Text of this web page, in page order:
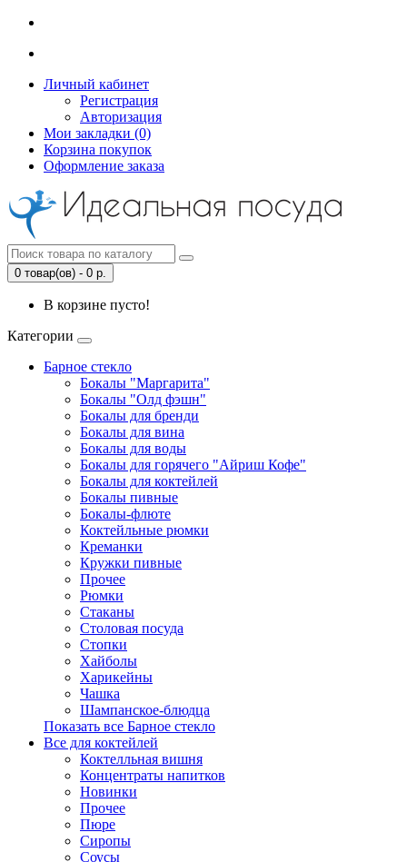
Личный кабинет
Регистрация
Авторизация
Мои закладки (0)
Корзина покупок
Оформление заказа
0 товар(ов) - 0 р.
В корзине пусто!
Категории
Барное стекло
Бокалы "Маргарита"
Бокалы "Олд фэшн"
Бокалы для бренди
Бокалы для вина
Бокалы для воды
Бокалы для горячего "Айриш Кофе"
Бокалы для коктейлей
Бокалы пивные
Бокалы-флюте
Коктейльные рюмки
Креманки
Кружки пивные
Прочее
Рюмки
Стаканы
Столовая посуда
Стопки
Хайболы
Харикейны
Чашка
Шампанское-блюдца
Показать все Барное стекло
Все для коктейлей
Коктелльная вишня
Концентраты напитков
Новинки
Прочее
Пюре
Сиропы
Соусы